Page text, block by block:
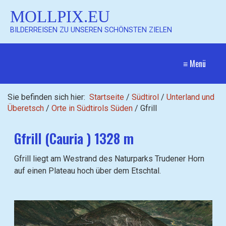
MOLLPIX.EU
BILDERREISEN ZU UNSEREN SCHÖNSTEN ZIELEN
≡ Menü
Sie befinden sich hier: Startseite / Südtirol / Unterland und
Überetsch / Orte in Südtirols Süden / Gfrill
Gfrill (Cauria ) 1328 m
Gfrill liegt am Westrand des Naturparks Trudener Horn
auf einen Plateau hoch über dem Etschtal.